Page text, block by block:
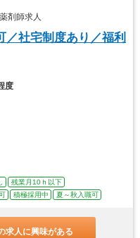
剤師求人
／社宅制度あり／福利
度
残業月10ｈ以下
積極採用中 夏～秋入職可
求人に興味がある